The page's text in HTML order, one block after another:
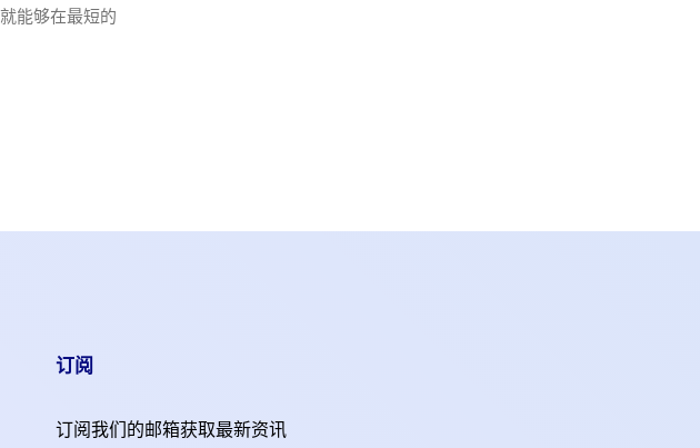
能够在最短的
订阅
订阅我们的邮箱获取最新资讯